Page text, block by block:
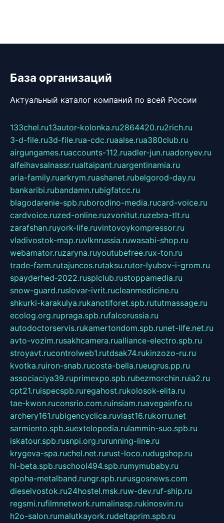
База организаций
Актуальный каталог компаний по всей России
133chel.ru13autor-kolonka.ru2864420.ru2rich.ru
3-d-file.ru3d-file.rua-cdc.ruaalse.rua380club.ru
airgungames.ruaccounts-112.ruadler-jun.ruadonyev.ru
alfeihavsalnassr.rualtaipant.ruargentinamia.ru
aria-family.ruarkrym.ruashanet.rubelgorod-day.ru
bankaribi.rubandamn.rubigfatcc.ru
blagodarenie-spb.ruborodino-media.rucard-voice.ru
cardvoice.ruzed-online.ruzvonitut.ruzebra-tlt.ru
zarafshan.ruyork-life.ruvintovoykompressor.ru
vladivostok-map.ruvlknrussia.ruwasabi-shop.ru
webamator.ruzaryna.ruyoutubefree.rux-ton.ru
trade-farm.rutajuncos.rutaksu.rutor-lyubov-i-grom.ru
spayderhed-2022.rusplclub.rustoppamedia.ru
snow-guard.ruslovar-ivrit.rucleanmedicine.ru
shkurki-karakulya.rukanotiforet.spb.rututmassage.ru
ecolog.org.rupraga.spb.rufalcorussia.ru
autodoctorservis.rukamertondom.spb.runet-life.net.ru
avto-vozim.rusakhcamera.rualliance-electro.spb.ru
stroyavt.rucontrolweb1.rutdsak74.rukinzozo-ru.ru
kvotka.ruiron-snab.rucosta-bella.rueugrus.pp.ru
associaciya39.ruprimexpo.spb.rubezmorchin.ruia2.ru
cpt21.ruispecspb.ruregahost.rukolosok-elita.ru
tae-kwon.ruconsrio.com.ruinsiam.ruavegainfo.ru
archery161.rubigencyclica.ruvlast16.rukorru.net
sarmiento.spb.suextelopedia.rulammin-suo.spb.ru
iskatour.spb.rusnpi.org.rurunning-line.ru
krygeva-spa.ruchel.net.rurust-loco.rudugshop.ru
hl-beta.spb.ruschool494.spb.rumymubaby.ru
epoha-metalband.rungr.spb.rurusgosnews.com
dieselvostok.ru24hostel.msk.ruw-dev.ruf-ship.ru
regsmi.rufilmnetwork.rumalinasp.rukinosvin.ru
h2o-salon.rumalutkayork.rudeltaprim.spb.ru